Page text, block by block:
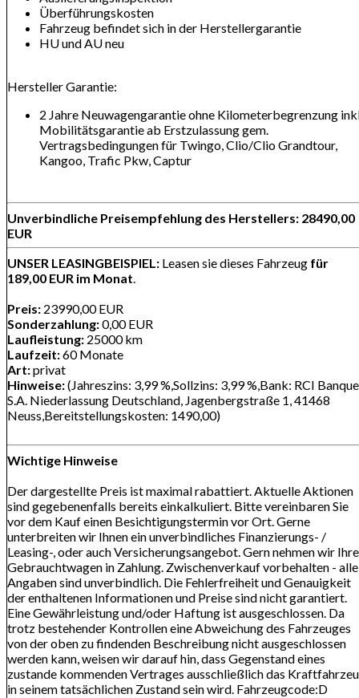
Überführungskosten
Fahrzeug befindet sich in der Herstellergarantie
HU und AU neu
Hersteller Garantie:
2 Jahre Neuwagengarantie ohne Kilometerbegrenzung
Mobilitätsgarantie ab Erstzulassung gem.
Vertragsbedingungen für Twingo, Clio/Clio Grandtour,
Kangoo, Trafic Pkw, Captur
Unverbindliche Preisempfehlung des Herstellers: 28490,00
EUR
UNSER LEASINGBEISPIEL: Leasen sie dieses Fahrzeug für
189,00 EUR im Monat.
Preis: 23990,00 EUR
Sonderzahlung:0,00 EUR
Laufleistung: 25000 km
Laufzeit:60 Monate
Art:privat
Hinweise:(Jahreszins: 3,99 %,Sollzins: 3,99 %,Bank: RCI Banque
S.A. Niederlassung Deutschland, Jagenbergstraße 1, 41468
Neuss,Bereitstellungskosten: 1490,00)
Wichtige Hinweise
Der dargestellte Preis ist maximal rabattiert. Aktuelle Aktionen
sind gegebenenfalls bereits einkalkuliert. Bitte vereinbaren Sie
vor dem Kauf einen Besichtigungstermin vor Ort. Gerne
unterbreiten wir Ihnen ein unverbindliches Finanzierungs- /
Leasing-, oder auch Versicherungsangebot. Gern nehmen wir
Gebrauchtwagen in Zahlung. Zwischenverkauf vorbehalten - alle
Angaben sind unverbindlich. Die Fehlerfreiheit und Genauigkeit
der enthaltenen Informationen und Preise sind nicht garantiert.
Eine Gewährleistung und/oder Haftung ist ausgeschlossen. Da
trotz bestehender Kontrollen eine Abweichung des Fahrzeuges
von der oben zu findenden Beschreibung nicht ausgeschlossen
werden kann, weisen wir darauf hin, dass Gegenstand eines
zustande kommenden Vertrages ausschließlich das
in seinem tatsächlichen Zustand sein wird. Fahrzeugcode:D